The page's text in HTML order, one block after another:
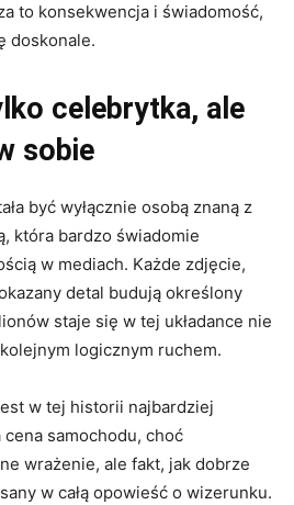
to konsekwencja i świadomość,
doskonale.
celebrytka, ale
sobie
być wyłącznie osobą znaną z
która bardzo świadomie
w mediach. Każde zdjęcie,
detal budują określony
staje się w tej układance nie
logicznym ruchem.
w tej historii najbardziej
samochodu, choć
wrażenie, ale fakt, jak dobrze
w całą opowieść o wizerunku.